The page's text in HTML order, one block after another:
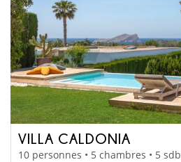
VILLA CALDONIA
10 personnes • 5 chambres • 5 sdb